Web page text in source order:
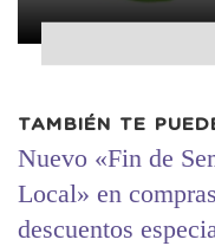
TAMBIÉN TE
Nuevo «Fin de
Local» en
descuentos